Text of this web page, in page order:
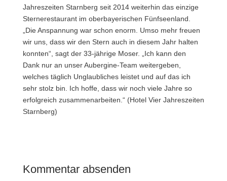
Jahreszeiten Starnberg seit 2014 weiterhin das einzige
Sternerestaurant im oberbayerischen Fünfseenland.
„Die Anspannung war schon enorm. Umso mehr freuen
wir uns, dass wir den Stern auch in diesem Jahr halten
konnten“, sagt der 33-jährige Moser. „Ich kann den
Dank nur an unser Aubergine-Team weitergeben,
welches täglich Unglaubliches leistet und auf das ich
sehr stolz bin. Ich hoffe, dass wir noch viele Jahre so
erfolgreich zusammenarbeiten.“ (Hotel Vier Jahreszeiten
Starnberg)
Kommentar absenden